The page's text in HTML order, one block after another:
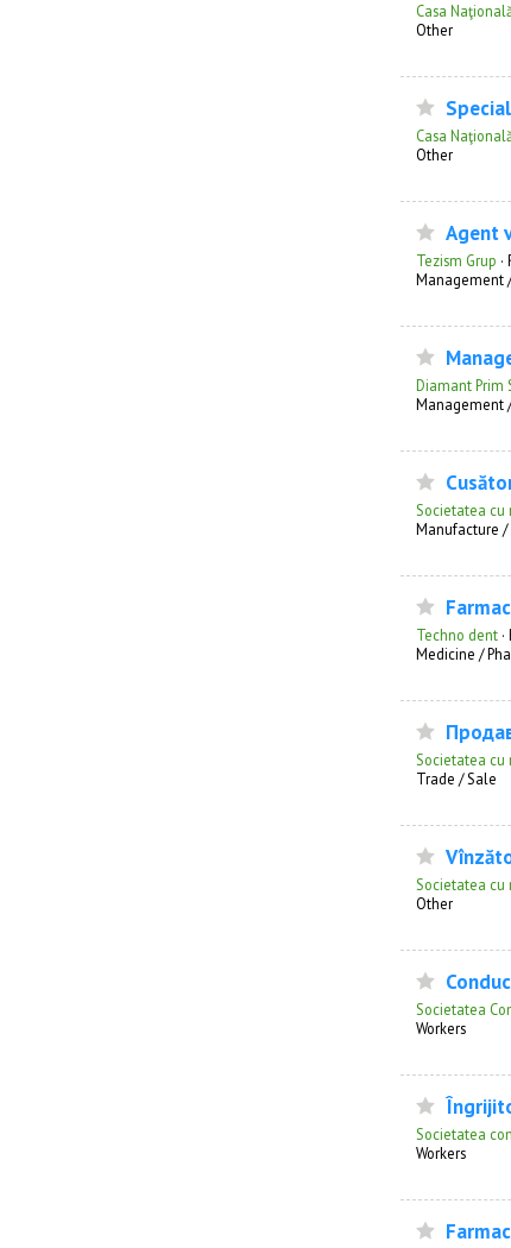
Casa
Other
Casa
Other
Agent
Tezism Grup ·
Management
Diamant Prim
Management
Societatea
Manufacture /
Techno dent ·
Medicine /
Societatea cu
Trade / Sale
Societatea cu
Other
Societatea
Workers
Societatea
Workers